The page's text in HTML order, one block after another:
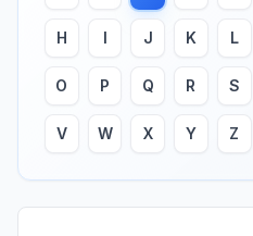
H I J K L
O P Q R S
V W X Y Z